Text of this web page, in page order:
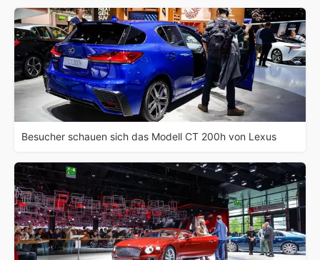
Besucher schauen sich das Modell CT 200h von Lexus